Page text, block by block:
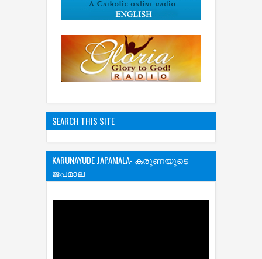
SEARCH THIS SITE
KARUNAYUDE JAPAMALA- കരുണയുടെ
ജപമാല